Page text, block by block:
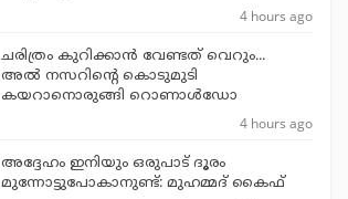
4 hours ago
ചരിത്രം കുറിക്കാന്‍ വേണ്ടത് വെറും...
അല്‍ നസറിന്റെ കൊടുമുടി
കയറാനൊരുങ്ങി റൊണാള്‍ഡോ
4 hours ago
അദ്ദേഹം ഇനിയും ഒരുപാട് ദൂരം
മുന്നോട്ടുപോകാനുണ്ട്: മുഹമ്മദ് കൈഫ്